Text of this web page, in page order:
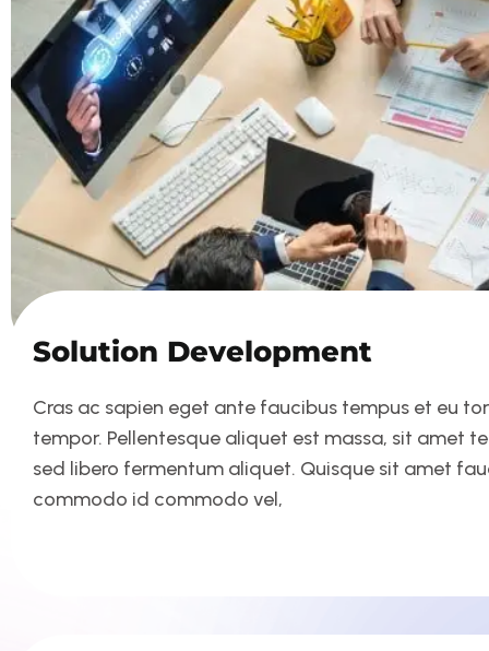
Solution Development
Cras ac sapien eget ante faucibus tempus et eu
tempor. Pellentesque aliquet est massa, sit amet
sed libero fermentum aliquet. Quisque sit amet
commodo id commodo vel,